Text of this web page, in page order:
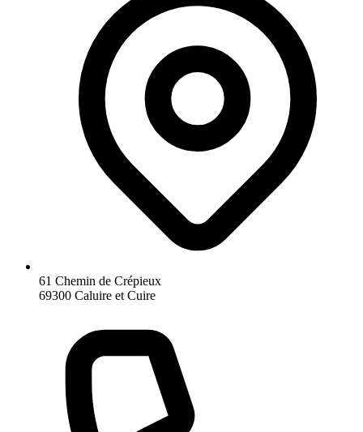
61 Chemin de Crépieux
69300 Caluire et Cuire